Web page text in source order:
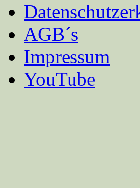
AGB´s
Impressum
YouTube